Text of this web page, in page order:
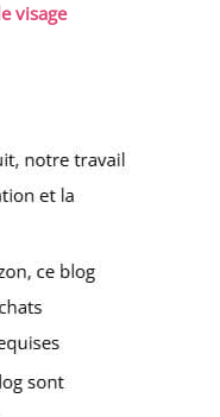
visage